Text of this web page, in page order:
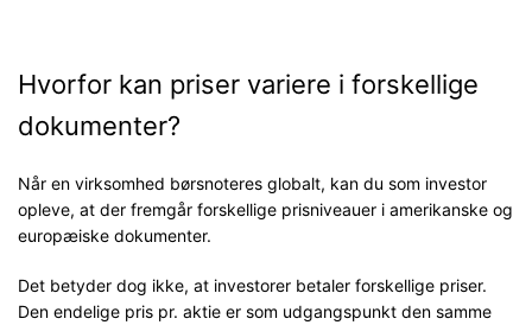
Hvorfor kan priser variere i forskellige
dokumenter?
Når en virksomhed børsnoteres globalt, kan du som investor
opleve, at der fremgår forskellige prisniveauer i amerikanske og
europæiske dokumenter.
Det betyder dog ikke, at investorer betaler forskellige priser.
Den endelige pris pr. aktie er som udgangspunkt den samme